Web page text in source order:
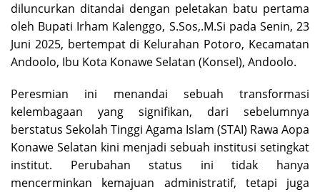
diluncurkan ditandai dengan peletakan batu pertama
oleh Bupati Irham Kalenggo, S.Sos,.M.Si pada Senin, 23
Juni 2025, bertempat di Kelurahan Potoro, Kecamatan
Andoolo, Ibu Kota Konawe Selatan (Konsel), Andoolo.
Peresmian ini menandai sebuah transformasi
kelembagaan yang signifikan, dari sebelumnya
berstatus Sekolah Tinggi Agama Islam (STAI) Rawa Aopa
Konawe Selatan kini menjadi sebuah institusi setingkat
institut. Perubahan status ini tidak hanya
mencerminkan kemajuan administratif, tetapi juga